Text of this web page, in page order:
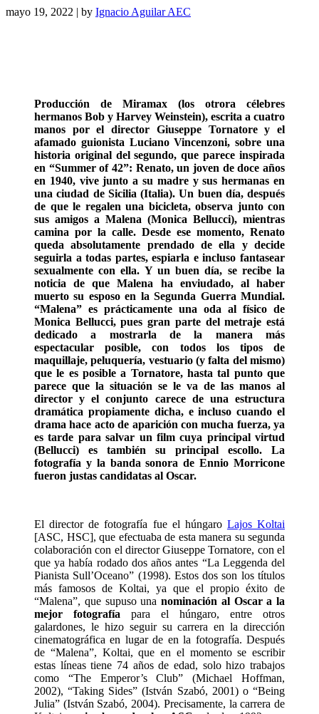
mayo 19, 2022 | by Ignacio Aguilar AEC
Producción de Miramax (los otrora célebres
hermanos Bob y Harvey Weinstein), escrita a cuatro
manos por el director Giuseppe Tornatore y el
afamado guionista Luciano Vincenzoni, sobre una
historia original del segundo, que parece inspirada
en “Summer of 42”: Renato, un joven de doce años
en 1940, vive junto a su madre y sus hermanas en
una ciudad de Sicilia (Italia). Un buen día, después
de que le regalen una bicicleta, observa junto con
sus amigos a Malena (Monica Bellucci), mientras
camina por la calle. Desde ese momento, Renato
queda absolutamente prendado de ella y decide
seguirla a todas partes, espiarla e incluso fantasear
sexualmente con ella. Y un buen día, se recibe la
noticia de que Malena ha enviudado, al haber
muerto su esposo en la Segunda Guerra Mundial.
“Malena” es prácticamente una oda al físico de
Monica Bellucci, pues gran parte del metraje está
dedicado a mostrarla de la manera más
espectacular posible, con todos los tipos de
maquillaje, peluquería, vestuario (y falta del mismo)
que le es posible a Tornatore, hasta tal punto que
parece que la situación se le va de las manos al
director y el conjunto carece de una estructura
dramática propiamente dicha, e incluso cuando el
drama hace acto de aparición con mucha fuerza, ya
es tarde para salvar un film cuya principal virtud
(Bellucci) es también su principal escollo. La
fotografía y la banda sonora de Ennio Morricone
fueron justas candidatas al Oscar.
El director de fotografía fue el húngaro Lajos Koltai
[ASC, HSC], que efectuaba de esta manera su segunda
colaboración con el director Giuseppe Tornatore, con el
que ya había rodado dos años antes “La Leggenda del
Pianista Sull’Oceano” (1998). Estos dos son los títulos
más famosos de Koltai, ya que el propio éxito de
“Malena”, que supuso una nominación al Oscar a la
mejor fotografía para el húngaro, entre otros
galardones, le hizo seguir su carrera en la dirección
cinematográfica en lugar de en la fotografía. Después
de “Malena”, Koltai, que en el momento se escribir
estas líneas tiene 74 años de edad, solo hizo trabajos
como “The Emperor’s Club” (Michael Hoffman,
2002), “Taking Sides” (István Szabó, 2001) o “Being
Julia” (István Szabó, 2004). Precisamente, la carrera de